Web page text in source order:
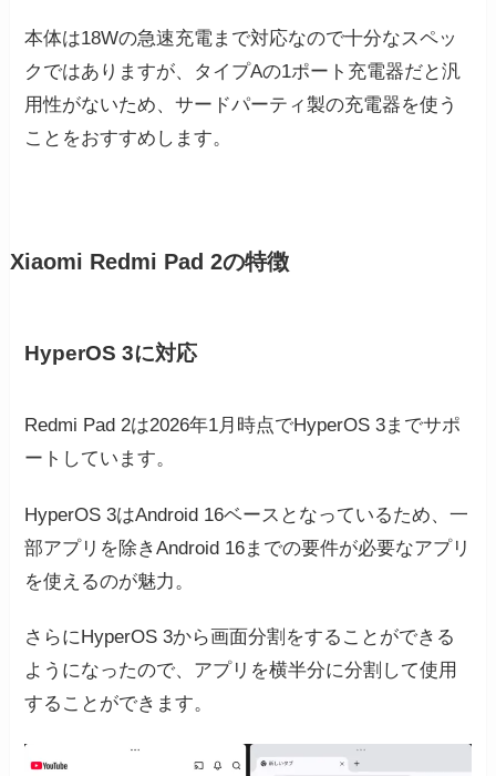
本体は18Wの急速充電まで対応なので十分なスペッ
クではありますが、タイプAの1ポート充電器だと汎
用性がないため、サードパーティ製の充電器を使う
ことをおすすめします。
Xiaomi Redmi Pad 2の特徴
HyperOS 3に対応
Redmi Pad 2は2026年1月時点でHyperOS 3までサポ
ートしています。
HyperOS 3はAndroid 16ベースとなっているため、一
部アプリを除きAndroid 16までの要件が必要なアプリ
を使えるのが魅力。
さらにHyperOS 3から画面分割をすることができる
ようになったので、アプリを横半分に分割して使用
することができます。